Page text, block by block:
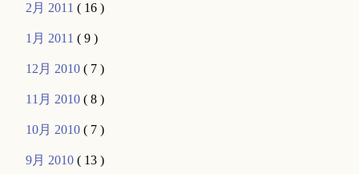
2月 2011( 16 )
1月 2011( 9 )
12月 2010( 7 )
11月 2010( 8 )
10月 2010( 7 )
9月 2010( 13 )